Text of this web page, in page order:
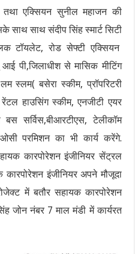
एक्सियन सुनील महाजन की
साथ साथ संदीप सिंह स्मार्ट सिटी
टॉयलेट, रोड सेफ्टी एक्सियन
पी,जिलाधीश से मासिक मीटिंग
स्लम( बसेरा स्कीम, प्रॉपरिटरी
हाउसिंग स्कीम, एनजीटी एयर
बस सर्विस,बीआरटीएस, टेलीकॉम
परमिशन का भी कार्य करेंगे.
कारपोरेशन इंजीनियर सेंट्रल
इंजीनियर अपने मौजूदा
में बतौर सहायक कारपोरेशन
जोन नंबर 7 माल मंडी में कार्यरत